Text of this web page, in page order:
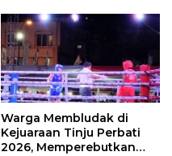
Warga Membludak di
Kejuaraan Tinju Perbati
2026, Memperebutkan